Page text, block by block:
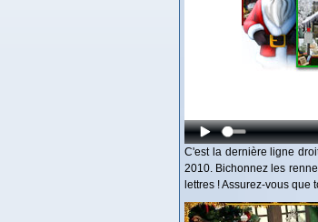
C'est la dernière ligne
2010. Bichonnez les
lettres ! Assurez-vous